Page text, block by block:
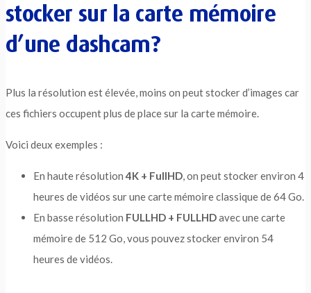
stocker sur la carte mémoire
d’une dashcam?
Plus la résolution est élevée, moins on peut stocker d’images car
ces fichiers occupent plus de place sur la carte mémoire.
Voici deux exemples :
En haute résolution4K + FullHD, on peut stocker environ 4
heures de vidéos sur une carte mémoire classique de 64 Go.
En basse résolution FULLHD + FULLHDavec une carte
mémoire de 512 Go, vous pouvez stocker environ 54
heures de vidéos.